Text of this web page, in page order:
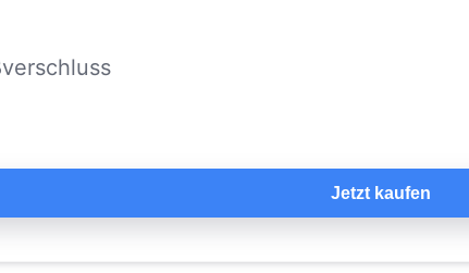
Jetzt kaufen